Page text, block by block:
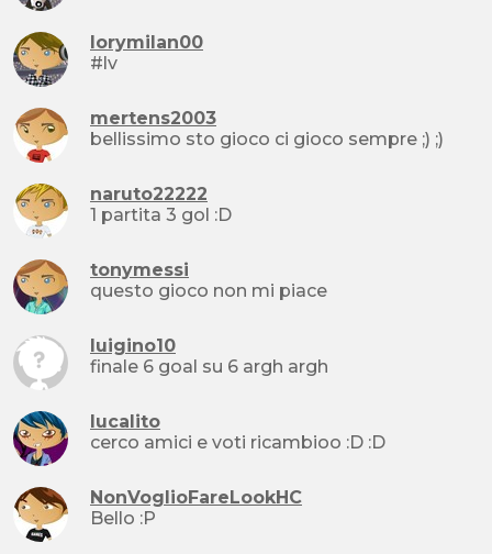
lorymilan00
#lv
mertens2003
bellissimo sto gioco ci gioco sempre ;) ;)
naruto22222
1 partita 3 gol :D
tonymessi
questo gioco non mi piace
luigino10
finale 6 goal su 6 argh argh
lucalito
cerco amici e voti ricambioo :D :D
NonVoglioFareLookHC
Bello :P